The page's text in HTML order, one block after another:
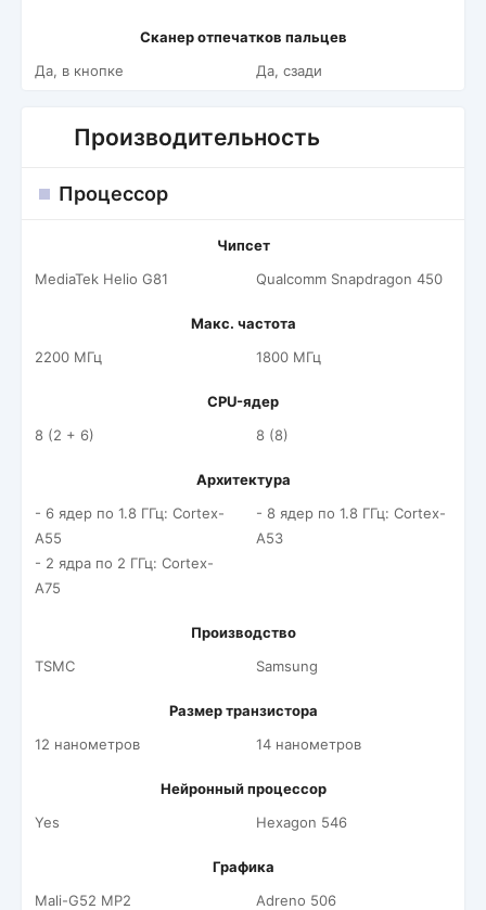
Сканер отпечатков пальцев
Да, в кнопке
Да, сзади
Производительность
Процессор
Чипсет
MediaTek Helio G81
Qualcomm Snapdragon 450
Макс. частота
2200 МГц
1800 МГц
CPU-ядер
8 (2 + 6)
8 (8)
Архитектура
- 6 ядер по 1.8 ГГц: Cortex-
A55
- 2 ядра по 2 ГГц: Cortex-
A75
- 8 ядер по 1.8 ГГц: Cortex-
A53
Производство
TSMC
Samsung
Размер транзистора
12 нанометров
14 нанометров
Нейронный процессор
Yes
Hexagon 546
Графика
Mali-G52 MP2
Adreno 506